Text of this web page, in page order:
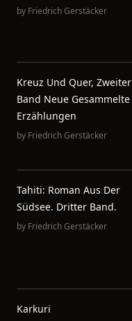
by Friedrich Gerstäcker
Kreuz Und Quer, Zweiter
Band Neue Gesammelte
Erzählungen
by Friedrich Gerstäcker
Tahiti: Roman Aus Der
Südsee. Dritter Band.
by Friedrich Gerstäcker
Karkuri